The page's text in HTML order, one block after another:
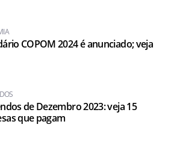
COPOM 2024 é anunciado; veja
de Dezembro 2023: veja 15
que pagam